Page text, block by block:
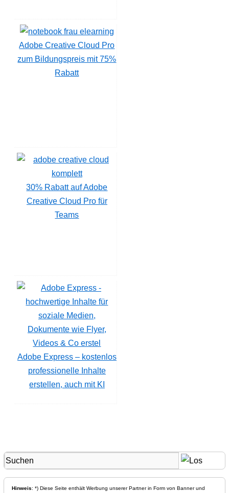
Adobe Creative Cloud Pro
zum Bildungspreis mit 75%
Rabatt
30% Rabatt auf Adobe
Creative Cloud Pro für
Teams
Adobe Express – kostenlos
professionelle Inhalte
erstellen, auch mit KI
Hinweis: *) Diese Seite enthält Werbung unserer Partner in Form von Banner und